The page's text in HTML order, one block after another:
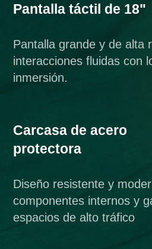
Pantalla táctil de 18"
Pantalla grande y de alta
interacciones fluidas con
inmersión.
Carcasa de acero
protectora
Diseño resistente y
componentes internos y
espacios de alto tráfico